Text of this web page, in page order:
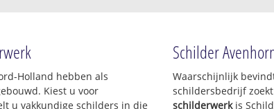
Holland hebben als
Kiest u voor
u vakkundige schilders in die
Schilder
Waarschijnlijk
schildersbedrijf
schilderwerkis